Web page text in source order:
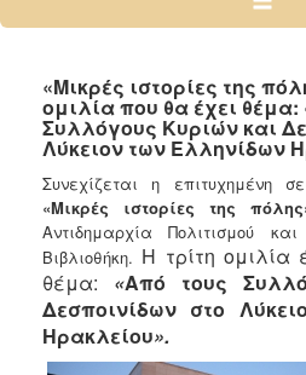
2024
2022
2021
2020
2019
2018
2017
2016
2015
«Μικρές ιστορίες της
ομιλία που θα έχει θέμα:
Συλλόγους Κυριών και
Λύκειον των Ελληνίδων
Συνεχίζεται η επιτυχημένη
«Μικρές ιστορίες της
Αντιδημαρχία Πολιτισμού
Βιβλιοθήκη. Η τρίτη ομιλία
θέμα: «Από τους
Δεσποινίδων στο
Ηρακλείου».